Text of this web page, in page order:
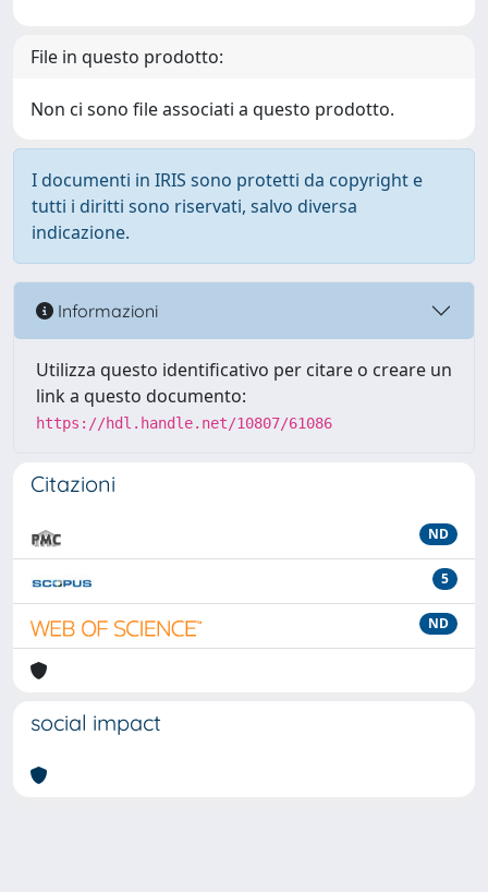
File in questo prodotto:
Non ci sono file associati a questo prodotto.
I documenti in IRIS sono protetti da copyright e
tutti i diritti sono riservati, salvo diversa
indicazione.
Informazioni
Utilizza questo identificativo per citare o creare un
link a questo documento:
https://hdl.handle.net/10807/61086
Citazioni
ND
5
ND
social impact